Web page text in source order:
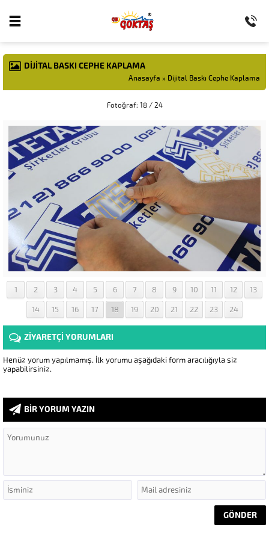
DIJITAL BASKI CEPHE KAPLAMA
Anasayfa » Dijital Baskı Cephe Kaplama
Fotoğraf: 18 / 24
1 2 3 4 5 6 7 8 9 10 11 12 13
14 15 16 17 18 19 20 21 22 23 24
ZİYARETÇİ YORUMLARI
Henüz yorum yapılmamış. İlk yorumu aşağıdaki form aracılığıyla siz
yapabilirsiniz.
BİR YORUM YAZIN